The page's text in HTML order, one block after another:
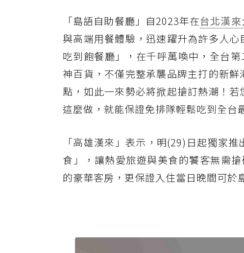
「島語自助餐廳」自2023年在台北漢
與高端用餐體驗，迅速躍升為許多人
吃到飽餐廳」，在千呼萬喚中，全台
神百貨，不僅完整承襲品牌主打的新
點，如此一來勢必將掀起搶訂熱潮！
這麼做，就能保證免排隊輕鬆吃到全台
「高雄漢來」表示，明(29)日起獨家
食」，讓熱愛旅遊與美食的饕客無需
的豪華客房，更保證入住當日晚間可於